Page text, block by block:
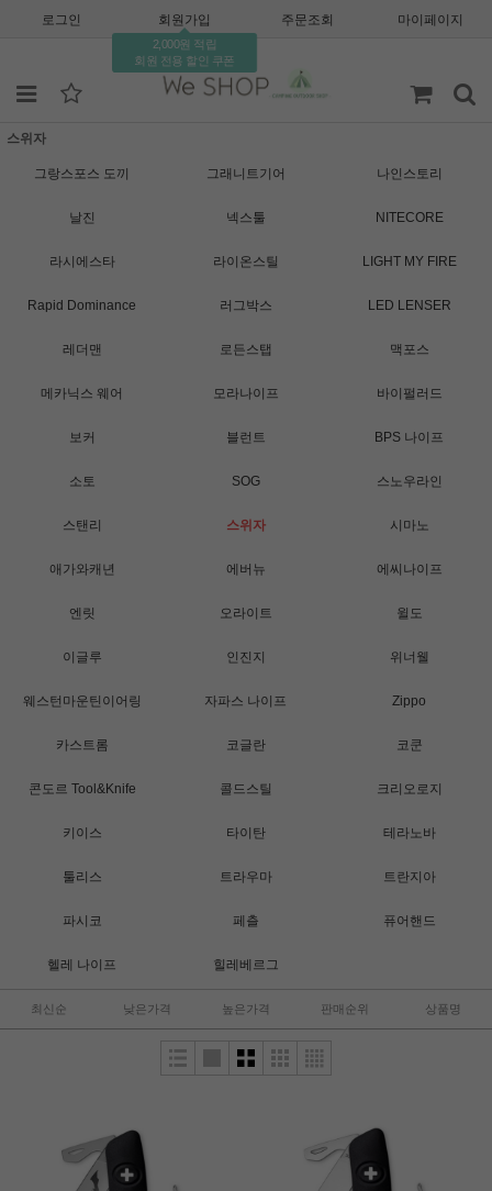
로그인 회원가입
2,000원 적립
회원 전용 할인 쿠폰
주문조회 마이페이지
스위자
그랑스포스 도끼 그래니트기어 나인스토리
날진 넥스툴 NITECORE
라시에스타 라이온스틸 LIGHT MY FIRE
Rapid Dominance 러그박스 LED LENSER
레더맨 로든스탭 맥포스
메카닉스 웨어 모라나이프 바이펄러드
보커 블런트 BPS 나이프
소토 SOG 스노우라인
스탠리 스위자 시마노
애가와캐년 에버뉴 에씨나이프
엔릿 오라이트 윌도
이글루 인진지 위너웰
웨스턴마운틴이어링 자파스 나이프 Zippo
카스트롬 코글란 코쿤
콘도르 Tool&Knife 콜드스틸 크리오로지
키이스 타이탄 테라노바
툴리스 트라우마 트란지아
파시코 페츨 퓨어핸드
헬레 나이프 힐레베르그
최신순 낮은가격 높은가격 판매순위 상품명